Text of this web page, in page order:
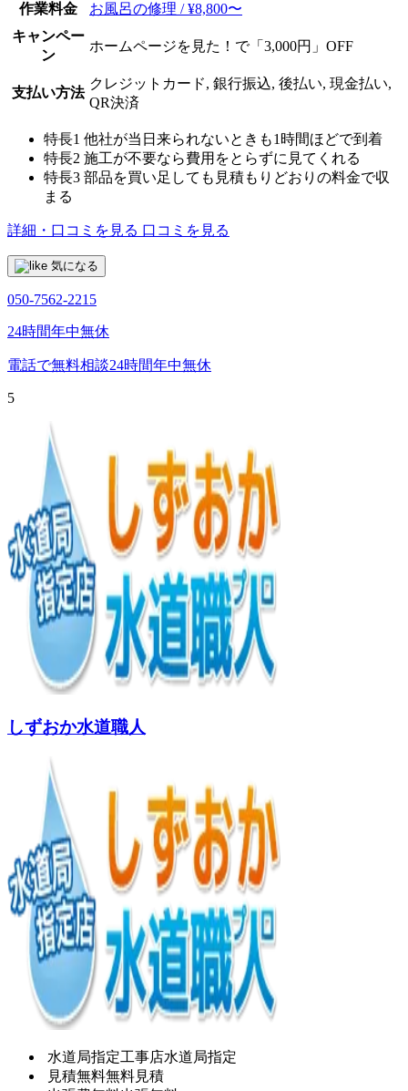
作業料金
お風呂の修理 / ¥8,800〜
キャンペー
ン
ホームページを見た！で「3,000円」OFF
支払い方法
クレジットカード, 銀行振込, 後払い, 現金払い,
QR決済
特長1 他社が当日来られないときも1時間ほどで到着
特長2 施工が不要なら費用をとらずに見てくれる
特長3 部品を買い足しても見積もりどおりの料金で収
まる
詳細・口コミを見る 口コミを見る
気になる
050-7562-2215
24時間年中無休
電話で無料相談24時間年中無休
5
しずおか水道職人
水道局指定工事店水道局指定
見積無料無料見積